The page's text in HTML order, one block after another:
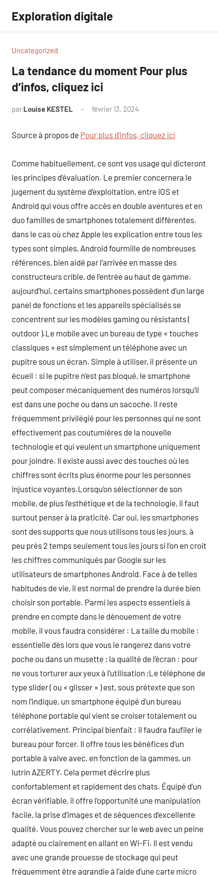
contenu
Exploration digitale
Uncategorized
La tendance du moment Pour plus
d’infos, cliquez ici
par Louise KESTEL février 13, 2024
Source à propos de Pour plus d’infos, cliquez ici
Comme habituellement, ce sont vos usage qui dicteront
les principes d’évaluation. Le premier concernera le
jugement du système d’exploitation, entre iOS et
Android qui vous offre accès en double aventures et en
duo familles de smartphones totalement différentes.
dans le cas où chez Apple les explication entre tous les
types sont simples, Android fourmille de nombreuses
références, bien aidé par l’arrivée en masse des
constructeurs crible, de l’entrée au haut de gamme.
aujourd’hui, certains smartphones possèdent d’un large
panel de fonctions et les appareils spécialisés se
concentrent sur les modèles gaming ou résistants (
outdoor ).Le mobile avec un bureau de type « touches
classiques » est simplement un téléphone avec un
pupitre sous un écran. Simple à utiliser, il présente un
écueil : si le pupitre n’est pas bloqué, le smartphone
peut composer mécaniquement des numéros lorsqu’il
est dans une poche ou dans un sacoche. Il reste
fréquemment privilégié pour les personnes qui ne sont
effectivement pas coutumières de la nouvelle
technologie et qui veulent un smartphone uniquement
pour joindre. Il existe aussi avec des touches où les
chiffres sont écrits plus énorme pour les personnes
injustice voyantes.Lorsqu’on sélectionner de son
mobile, de plus l’esthétique et de la technologie, il faut
surtout penser à la praticité. Car oui, les smartphones
sont des supports que nous utilisons tous les jours, à
peu près 2 temps seulement tous les jours si l’on en croit
les chiffres communiqués par Google sur les
utilisateurs de smartphones Android. Face à de telles
habitudes de vie, il est normal de prendre la durée bien
choisir son portable. Parmi les aspects essentiels à
prendre en compte dans le dénouement de votre
mobile, il vous faudra considérer : La taille du mobile :
essentielle dès lors que vous le rangerez dans votre
poche ou dans un musette ; la qualité de l’écran : pour
ne vous torturer aux yeux à l’utilisation ;Le téléphone de
type slider ( ou « glisser » ) est, sous prétexte que son
nom l’indique, un smartphone équipé d’un bureau
téléphone portable qui vient se croiser totalement ou
corrélativement. Principal bienfait : il faudra faufiler le
bureau pour forcer. Il offre tous les bénéfices d’un
portable à valve avec, en fonction de la gammes, un
lutrin AZERTY. Cela permet d’écrire plus
confortablement et rapidement des chats. Équipé d’un
écran vérifiable, il offre l’opportunité une manipulation
facile, la prise d’images et de séquences d’excellente
qualité. Vous pouvez chercher sur le web avec un peine
adapté ou clairement en allant en Wi-Fi. Il est vendu
avec une grande prouesse de stockage qui peut
fréquemment être agrandie à l’aide d’une carte micro